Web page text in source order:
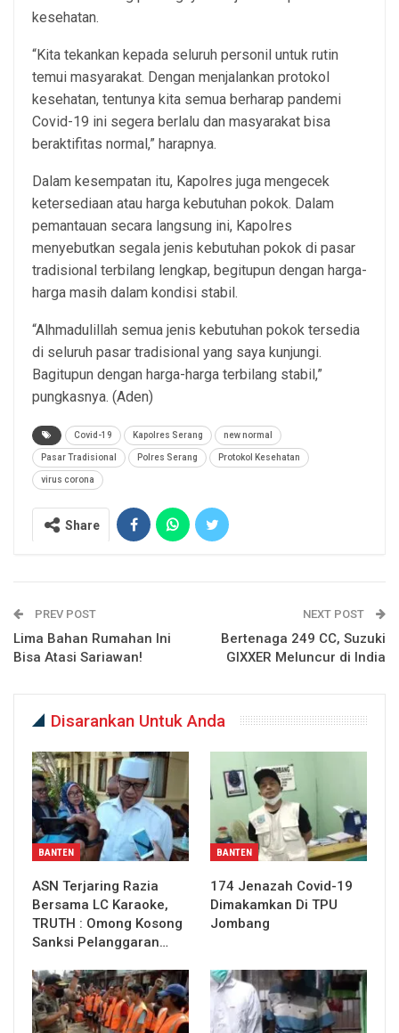
kesehatan.
“Kita tekankan kepada seluruh personil untuk rutin
temui masyarakat. Dengan menjalankan protokol
kesehatan, tentunya kita semua berharap pandemi
Covid-19 ini segera berlalu dan masyarakat bisa
beraktifitas normal,” harapnya.
Dalam kesempatan itu, Kapolres juga mengecek
ketersediaan atau harga kebutuhan pokok. Dalam
pemantauan secara langsung ini, Kapolres
menyebutkan segala jenis kebutuhan pokok di pasar
tradisional terbilang lengkap, begitupun dengan harga-
harga masih dalam kondisi stabil.
“Alhmadulillah semua jenis kebutuhan pokok tersedia
di seluruh pasar tradisional yang saya kunjungi.
Bagitupun dengan harga-harga terbilang stabil,”
pungkasnya. (Aden)
Covid-19 Kapolres Serang new normal
Pasar Tradisional Polres Serang Protokol Kesehatan
virus corona
Share
PREV POST
Lima Bahan Rumahan Ini
Bisa Atasi Sariawan!
NEXT POST
Bertenaga 249 CC, Suzuki
GIXXER Meluncur di India
Disarankan Untuk Anda
BANTEN
ASN Terjaring Razia
Bersama LC Karaoke,
TRUTH : Omong Kosong
Sanksi Pelanggaran…
BANTEN
174 Jenazah Covid-19
Dimakamkan Di TPU
Jombang